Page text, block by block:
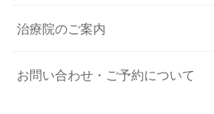
治療院のご案内
お問い合わせ・ご予約について